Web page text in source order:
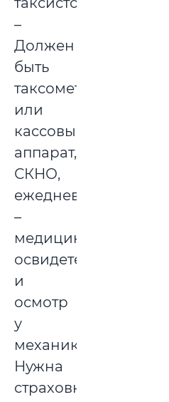
–
Должен
быть
таксометр
или
кассовый
аппарат,
СКНО,
ежедневно
–
медицинское
освидетельствование
и
осмотр
у
механика.
Нужна
страховка